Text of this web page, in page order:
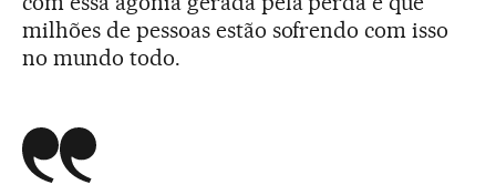
milhões de pessoas estão sofrendo com isso
no mundo todo.